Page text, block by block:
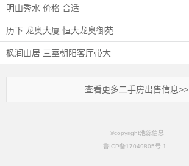
明山秀水 价格 合适
历下 龙奥大厦 恒大龙奥御苑
枫润山居 三室朝阳客厅带大
查看更多二手房出售信息>>
©copyright池源信息
鲁ICP备17049805号-1